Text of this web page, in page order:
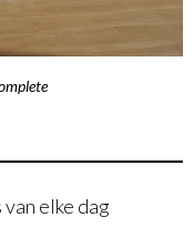
elke dag